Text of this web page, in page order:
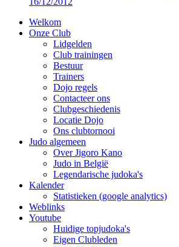
Welkom
Onze Club
Lidgelden
Club trainingen
Bestuur
Trainers
Dojo regels
Contacteer ons
Clubgeschiedenis
Locatie Dojo
Ons clubtornooi
Judo algemeen
Over Jigoro Kano
Judo in België
Legendarische judoka's
Kalender
Statistieken (google analytics)
Weblinks
Youtube
Huidige topjudoka's
Eigen Clubleden